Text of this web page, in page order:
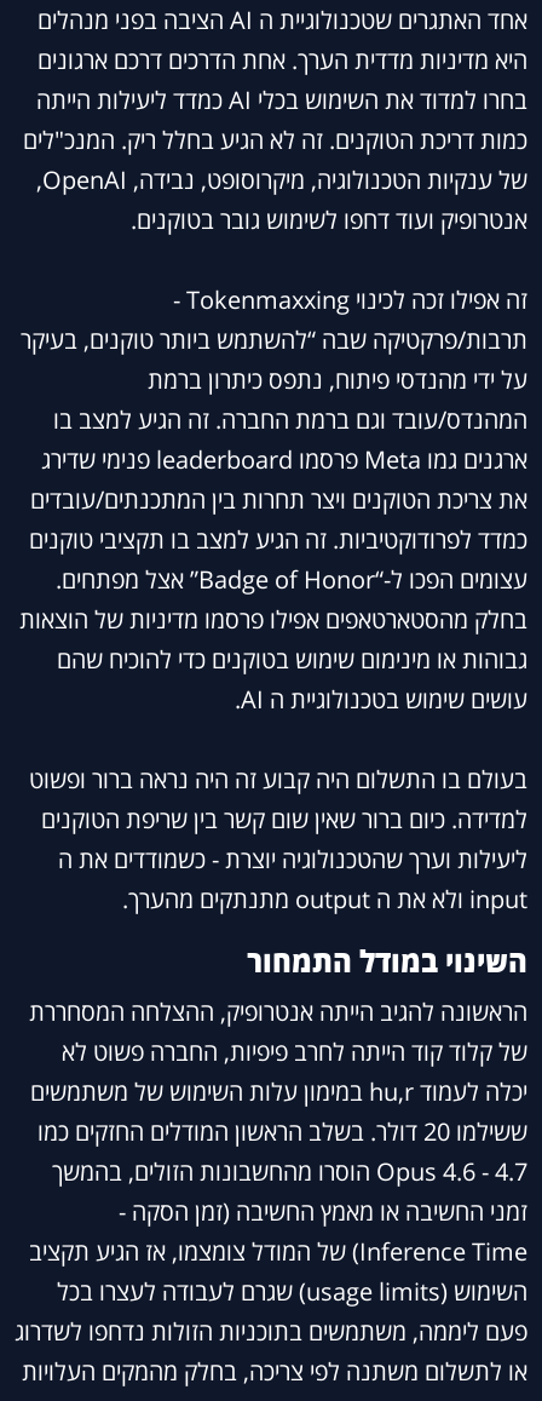
אחד האתגרים שטכנולוגיית ה AI הציבה בפני מנהלים
היא מדיניות מדדית הערך. אחת הדרכים דרכם ארגונים
בחרו למדוד את השימוש בכלי AI כמדד ליעילות הייתה
כמות דריכת הטוקנים. זה לא הגיע בחלל ריק. המנכ"לים
של ענקיות הטכנולוגיה, מיקרוסופט, נבידה, OpenAI,
אנטרופיק ועוד דחפו לשימוש גובר בטוקנים.
זה אפילו זכה לכינוי Tokenmaxxing -
תרבות/פרקטיקה שבה “להשתמש ביותר טוקנים, בעיקר
על ידי מהנדסי פיתוח, נתפס כיתרון ברמת
המהנדס/עובד וגם ברמת החברה. זה הגיע למצב בו
ארגנים גמו Meta פרסמו leaderboard פנימי שדירג
את צריכת הטוקנים ויצר תחרות בין המתכנתים/עובדים
כמדד לפרודוקטיביות. זה הגיע למצב בו תקציבי טוקנים
עצומים הפכו ל-“Badge of Honor” אצל מפתחים.
בחלק מהסטארטאפים אפילו פרסמו מדיניות של הוצאות
גבוהות או מינימום שימוש בטוקנים כדי להוכיח שהם
עושים שימוש בטכנולוגיית ה AI.
בעולם בו התשלום היה קבוע זה היה נראה ברור ופשוט
למדידה. כיום ברור שאין שום קשר בין שריפת הטוקנים
ליעילות וערך שהטכנולוגיה יוצרת - כשמודדים את ה
input ולא את ה output מתנתקים מהערך.
השינוי במודל התמחור
הראשונה להגיב הייתה אנטרופיק, ההצלחה המסחררת
של קלוד קוד הייתה לחרב פיפיות, החברה פשוט לא
יכלה לעמוד hu,r במימון עלות השימוש של משתמשים
ששילמו 20 דולר. בשלב הראשון המודלים החזקים כמו
Opus 4.6 - 4.7 הוסרו מהחשבונות הזולים, בהמשך
זמני החשיבה או מאמץ החשיבה (זמן הסקה -
Inference Time) של המודל צומצמו, אז הגיע תקציב
השימוש (usage limits) שגרם לעבודה לעצרו בכל
פעם ליממה, משתמשים בתוכניות הזולות נדחפו לשדרוג
או לתשלום משתנה לפי צריכה, בחלק מהמקים העלויות